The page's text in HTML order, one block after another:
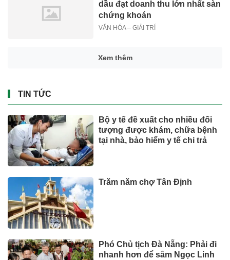
dầu đạt doanh thu lớn nhất sàn
chứng khoán
VĂN HÓA – GIẢI TRÍ
Xem thêm
TIN TỨC
Bộ y tế đề xuất cho nhiều đối
tượng được khám, chữa bệnh
tại nhà, bảo hiểm y tế chi trả
Trăm năm chợ Tân Định
Phó Chủ tịch Đà Nẵng: Phải đi
nhanh hơn để sâm Ngọc Linh